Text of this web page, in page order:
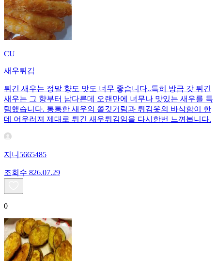
CU
새우튀김
튀긴 새우는 정말 향도 맛도 너무 좋습니다..특히 방금 갓 튀긴
새우는 그 향부터 남다른데 오랜만에 너무나 맛있는 새우를 득
템했습니다. 통통한 새우의 쫄깃거림과 튀김옷의 바삭함이 한
데 어우러져 제대로 튀긴 새우튀김임을 다시한번 느껴봅니다.
지니5665485
조회수 826.07.29
0